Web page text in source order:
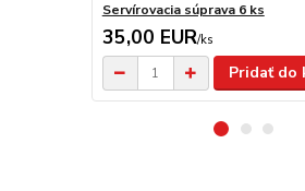
Servírovacia súprava 6 ks
35,00 EUR/ks
Pridať do